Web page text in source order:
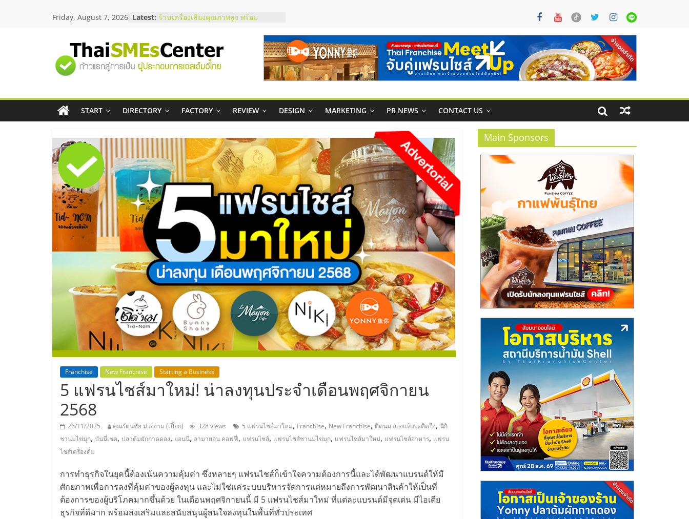
Friday, August 7, 2026 Latest: ร้านเครื่องเสียงคุณภาพสูง พร้อม
บริษัท Cybersecurity ในไทยที่ไหนดี?
วิธีเลือกผู้ให้บริการให้คุ้มค่าและตอบ
โจทย์ธุรกิจ
อยากหาเงินทุน เพิ่มสภาพคล่องให้ธุรกิจ
บริการน้ำมัน Shell
สัมมนาลงทุน แฟรนไชส์ยอนนี่
ThaiFranchise Meet Up จับคู่แฟรน
"ศูนย์
รวม
ข้อมูล
ธุรกิจ
SME
แห่ง
ประเทศไทย,
ThaiSMEsCenter,
รวม
ธุรกิจ
เอ
ส
เอ็
มอี
ไทย,
SMEs,
START DIRECTORY FACTORY REVIEW DESIGN MARKETING PR NEWS CONTACT US
Franchise New Franchise Starting a Business
5 แฟรนไชส์มาใหม่! น่าลงทุนประจำเดือนพฤศจิกายน
2568
26/11/2025 คุณรัตนชัย ม่วงงาม (เปี๊ยก) 328 views 5 แฟรนไชส์มาใหม่, Franchise, New Franchise, ติดนม ลองแล้วจะติดใจ, นิกิ
ชานมไข่มุก, บันนี่เชค, ปลาต้มผักกาดดอง, ยอนนี่, ลามายอน คอฟฟี่, แฟรนไชส์, แฟรนไชส์ชานมไข่มุก, แฟรนไชส์มาใหม่, แฟรนไชส์อาหาร, แฟรน
ไชส์เครื่องดื่ม
การทำธุรกิจในยุคนี้ต้องเน้นความคุ้มค่า ซึ่งหลายๆ แฟรนไชส์ก็เข้าใจความต้องการนี้และได้พัฒนาแบรนด์ให้มี
ศักยภาพเพื่อการลงที่คุ้มค่าของผู้ลงทุน และไม่ใช่แค่ระบบบริหารจัดการแต่หมายถึงการพัฒนาสินค้าให้เป็นที่
ต้องการของผู้บริโภคมากขึ้นด้วย ในเดือนพฤศจิกายนนี้ มี 5 แฟรนไชส์มาใหม่ ที่แต่ละแบรนด์มีจุดเด่น มีไอเดีย
ธุรกิจที่ดีมาก พร้อมส่งเสริมและสนับสนุนผู้สนใจลงทุนในพื้นที่ทั่วประเทศ
Main Sponsors